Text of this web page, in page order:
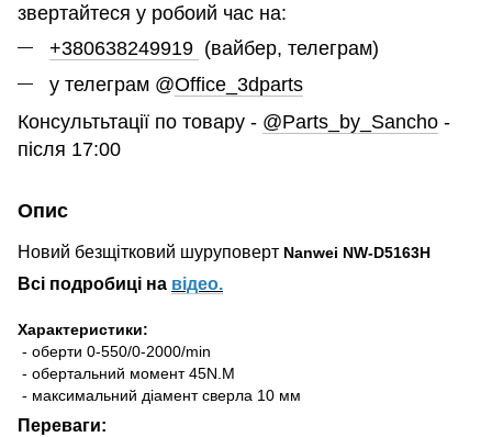
звертайтеся у робоий час на:
+380638249919 (вайбер, телеграм)
у телеграм @Office_3dparts
Консультьтації по товару - @Parts_by_Sancho -
після 17:00
Опис
Новий безщітковий шуруповерт Nanwei NW-D5163H
Всі подробиці на відео.
Характеристики:
- оберти 0-550/0-2000/min
- обертальний момент 45N.M
- максимальний діамент сверла 10 мм
Переваги: